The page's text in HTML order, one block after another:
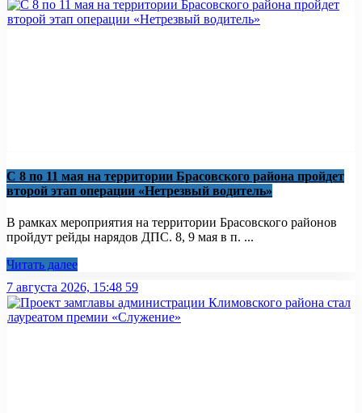
С 8 по 11 мая на территории Брасовского района пройдет
второй этап операции «Нетрезвый водитель»
В рамках мероприятия на территории Брасовского районов
пройдут рейды нарядов ДПС. 8, 9 мая в п. ...
Читать далее
7 августа 2026, 15:48 59